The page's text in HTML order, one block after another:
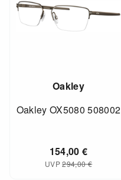
Oakley
Oakley OX5080 508002
154,00€
UVP294,00€